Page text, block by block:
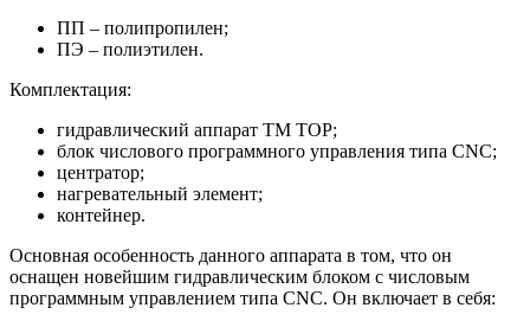
ПП – полипропилен;
ПЭ – полиэтилен.
Комплектация:
гидравлический аппарат TM TOP;
блок числового программного управления типа CNC;
центратор;
нагревательный элемент;
контейнер.
Основная особенность данного аппарата в том, что он
оснащен новейшим гидравлическим блоком с числовым
программным управлением типа CNC. Он включает в себя: